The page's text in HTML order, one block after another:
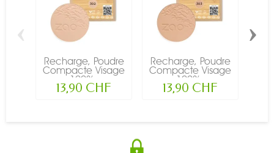
Recharge, Poudre
Compacte Visage
- 100%...
13,90 CHF
Recharge, Poudre
Compacte Visage
- 100%...
13,90 CHF
‹ ›